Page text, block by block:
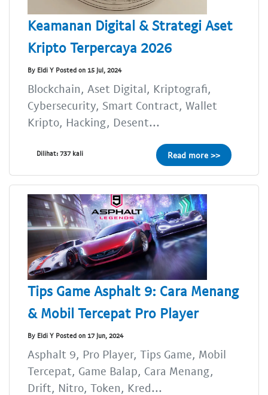
Keamanan Digital & Strategi Aset
Kripto Terpercaya 2026
By Eldi Y Posted on 15 Jul, 2024
Blockchain, Aset Digital, Kriptografi,
Cybersecurity, Smart Contract, Wallet
Kripto, Hacking, Desent...
Dilihat: 737 kali Read more >>
Tips Game Asphalt 9: Cara Menang
& Mobil Tercepat Pro Player
By Eldi Y Posted on 17 Jun, 2024
Asphalt 9, Pro Player, Tips Game, Mobil
Tercepat, Game Balap, Cara Menang,
Drift, Nitro, Token, Kred...